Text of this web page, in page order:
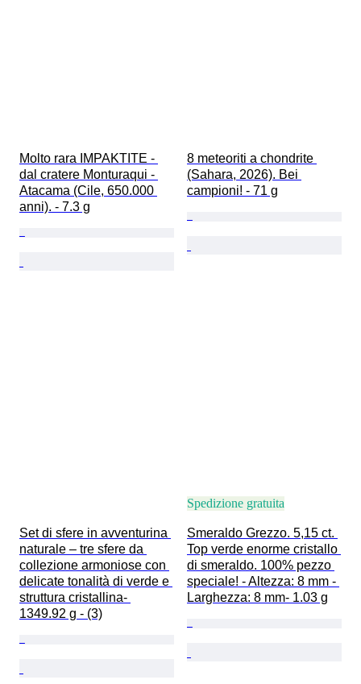
Molto rara IMPAKTITE -
dal cratere Monturaqui -
Atacama (Cile, 650.000
anni). - 7.3 g
8 meteoriti a chondrite
(Sahara, 2026). Bei
campioni! - 71 g
Set di sfere in avventurina
naturale – tre sfere da
collezione armoniose con
delicate tonalità di verde e
struttura cristallina-
1349.92 g - (3)
Spedizione gratuita
Smeraldo Grezzo. 5,15 ct.
Top verde enorme cristallo
di smeraldo. 100% pezzo
speciale! - Altezza: 8 mm -
Larghezza: 8 mm- 1.03 g